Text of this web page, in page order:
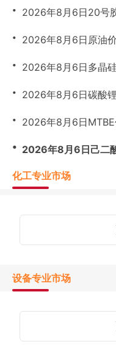
・ 2026年8月6日20号
・ 2026年8月6日原油
・ 2026年8月6日多晶
・ 2026年8月6日碳酸
・ 2026年8月6日
・ 2026年8月6日己二
化工专业市场
设备专业市场